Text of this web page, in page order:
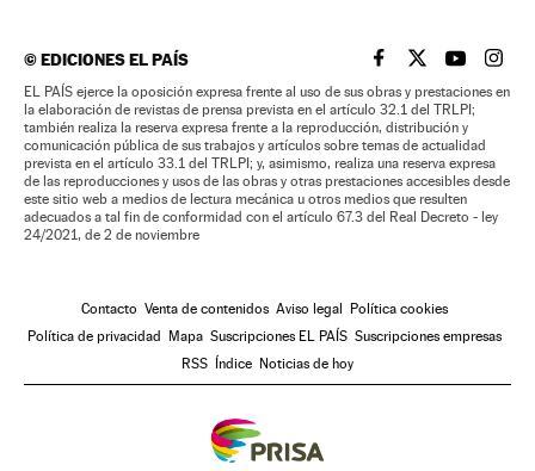
©EDICIONES EL PAÍS EL PAÍS BRASIL EN
EL PAÍSEL PAÍS
EL
EL PAÍS ejerce la oposición expresa frente al uso de sus obras y prestaciones en
la elaboración de revistas de prensa prevista en el artículo 32.1 del TRLPI;
también realiza la reserva expresa frente a la reproducción, distribución y
comunicación pública de sus trabajos y artículos sobre temas de actualidad
prevista en el artículo 33.1 del TRLPI; y, asimismo, realiza una reserva expresa
de las reproducciones y usos de las obras y otras prestaciones accesibles desde
este sitio web a medios de lectura mecánica u otros medios que resulten
adecuados a tal fin de conformidad con el artículo 67.3 del Real Decreto - ley
24/2021, de 2 de noviembre
Contacto Venta de contenidos Aviso legal
Política cookies
Política de privacidad
Mapa Suscripciones EL PAÍS Suscripciones empresas
RSS
Índice Noticias de hoy